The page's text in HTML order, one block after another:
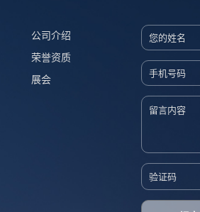
公司介绍
荣誉资质
展会